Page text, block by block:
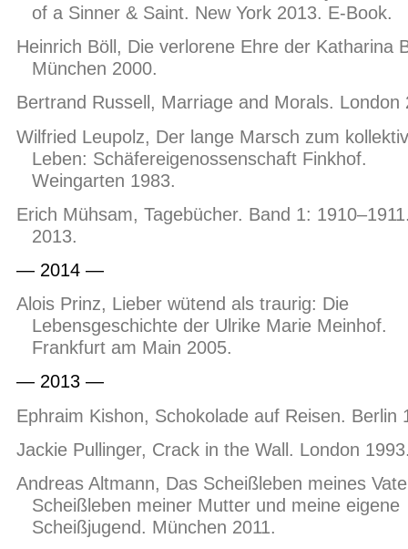
of a Sinner & Saint. New York 2013. E-Book.
Heinrich Böll, Die verlorene Ehre der Katharina
München 2000.
Bertrand Russell, Marriage and Morals. London
Wilfried Leupolz, Der lange Marsch zum
Leben: Schäfereigenossenschaft Finkhof.
Weingarten 1983.
Erich Mühsam, Tagebücher. Band 1:
2013.
— 2014 —
Alois Prinz, Lieber wütend als traurig: Die
Lebensgeschichte der Ulrike Marie Meinhof.
Frankfurt am Main 2005.
— 2013 —
Ephraim Kishon, Schokolade auf Reisen. Berlin
Jackie Pullinger, Crack in the Wall. London
Andreas Altmann, Das Scheißleben meines
Scheißleben meiner Mutter und meine eigene
Scheißjugend. München 2011.